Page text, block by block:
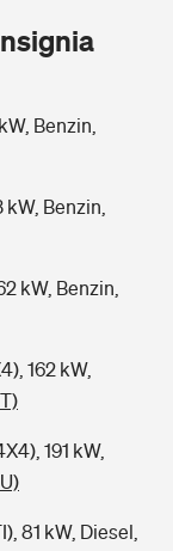
Alter?
Benzin,
Benzin,
kW, Benzin,
162 kW,
191 kW,
81 kW, Diesel,